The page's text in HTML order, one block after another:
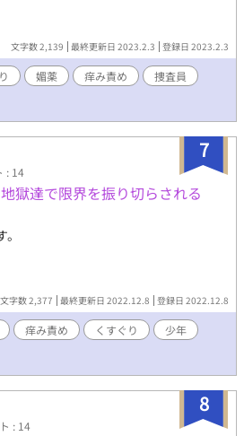
文字数 2,139 最終更新日 2023.2.3 登録日 2023.2.3
媚薬 痒み責め
捜査員
7
: 14
獄達で限界を振り切らされる
文字数 2,377 最終更新日 2022.12.8 登録日 2022.12.8
痒み責め くすぐり
少年
8
: 14